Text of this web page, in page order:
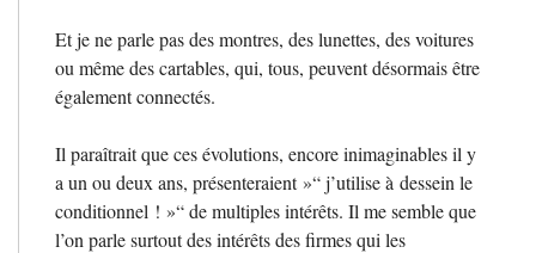
Et je ne parle pas des montres, des lunettes, des voitures
ou même des cartables, qui, tous, peuvent désormais être
également connectés.
Il paraîtrait que ces évolutions, encore inimaginables il y
a un ou deux ans, présenteraient »“ j’utilise à dessein le
conditionnel ! »“ de multiples intérêts. Il me semble que
l’on parle surtout des intérêts des firmes qui les